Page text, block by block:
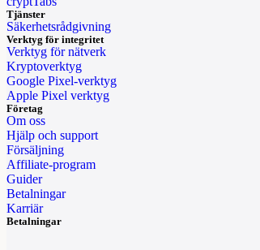
Tjänster
Säkerhetsrådgivning
Verktyg för integritet
Verktyg för nätverk
Kryptoverktyg
Google Pixel-verktyg
Apple Pixel verktyg
Företag
Om oss
Hjälp och support
Försäljning
Affiliate-program
Guider
Betalningar
Karriär
Betalningar